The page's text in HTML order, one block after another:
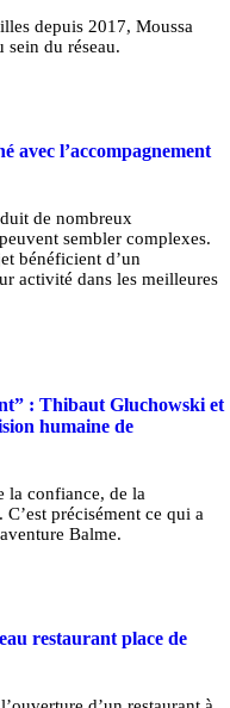
depuis 2017, Moussa
sein du réseau.
avec l’accompagnement
de nombreux
sembler complexes.
bénéficient d’un
activité dans les meilleures
: Thibaut Gluchowski et
humaine de
la confiance, de la
précisément ce qui a
Balme.
restaurant place de